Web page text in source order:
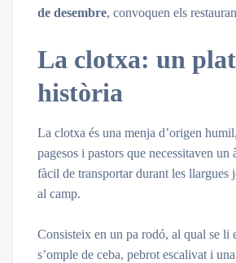
de desembre, convoquen els
La clotxa: un
història
La clotxa és una menja d’origen
pagesos i pastors que necessitaven un
fàcil de transportar durant les llargues
al camp.
Consisteix en un pa rodó, al qual se li
s’omple de ceba, pebrot escalivat i